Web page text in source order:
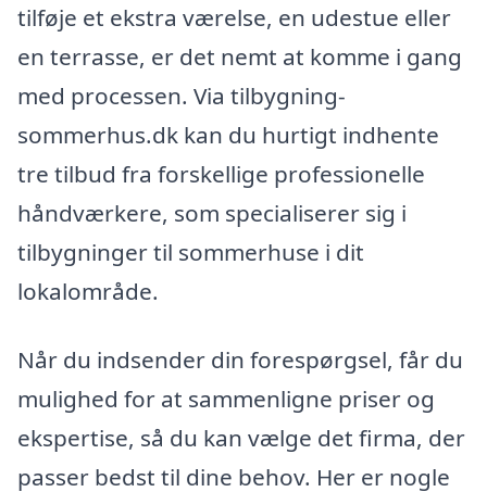
tilføje et ekstra værelse, en udestue eller
en terrasse, er det nemt at komme i gang
med processen. Via tilbygning-
sommerhus.dk kan du hurtigt indhente
tre tilbud fra forskellige professionelle
håndværkere, som specialiserer sig i
tilbygninger til sommerhuse i dit
lokalområde.
Når du indsender din forespørgsel, får du
mulighed for at sammenligne priser og
ekspertise, så du kan vælge det firma, der
passer bedst til dine behov. Her er nogle